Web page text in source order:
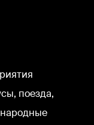
поезда,